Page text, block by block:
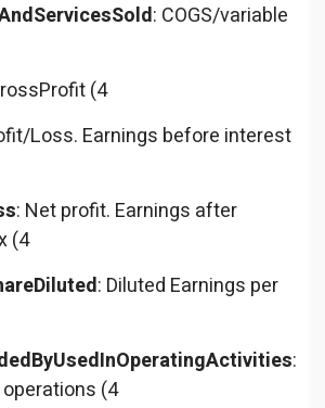
: COGS/variable
(4
Loss. Earnings before interest
: Net profit. Earnings after
(4
: Diluted Earnings per
:
(4